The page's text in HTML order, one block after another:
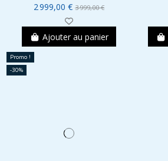
2 999,00 €3 999,00 €
Ajouter au panier
Promo !
-30%